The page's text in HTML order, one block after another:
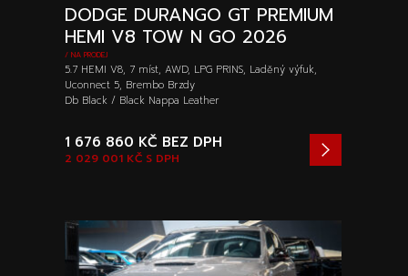
DODGE DURANGO GT PREMIUM
HEMI V8 TOW N GO 2026
/ NA PRODEJ
5.7 HEMI V8, 7 míst, AWD, LPG PRINS, Laděný výfuk,
Uconnect 5, Brembo Brzdy
Db Black / Black Nappa Leather
2 029 001 KČ S DPH
1 676 860 KČ BEZ DPH